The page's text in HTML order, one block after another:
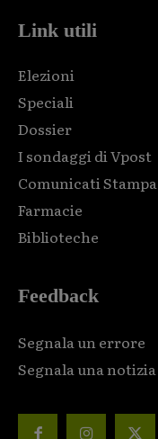
Link utili
Elezioni
Speciali
Dossier
I sondaggi di Vpost
Comunicati Stampa
Farmacie
Biblioteche
Feedback
Segnala un errore
Segnala una notizia